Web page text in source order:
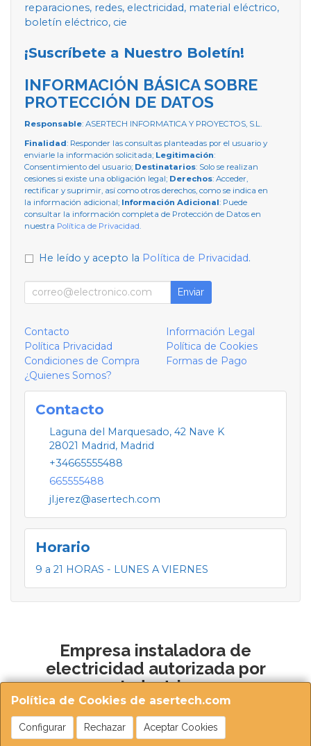
Política de Cookies de asertech.com
Configurar Rechazar Aceptar Cookies
reparaciones, redes, electricidad, material eléctrico,
boletín eléctrico, cie
¡Suscríbete a Nuestro Boletín!
INFORMACIÓN BÁSICA SOBRE
PROTECCIÓN DE DATOS
Responsable: ASERTECH INFORMATICA Y PROYECTOS, S.L.
Finalidad: Responder las consultas planteadas por el usuario y
enviarle la información solicitada; Legitimación:
Consentimiento del usuario; Destinatarios: Solo se realizan
cesiones si existe una obligación legal; Derechos: Acceder,
rectificar y suprimir, así como otros derechos, como se indica en
la información adicional; Información Adicional: Puede
consultar la información completa de Protección de Datos en
nuestra Política de Privacidad
He leído y acepto la Política de Privacidad.
Enviar
Contacto
Información Legal
Política Privacidad
Política de Cookies
Condiciones de Compra
Formas de Pago
¿Quienes Somos?
Contacto
Laguna del Marquesado, 42 Nave K
28021 Madrid, Madrid
+34665555488
665555488
jl.jerez@asertech.com
Horario
9 a 21 HORAS - LUNES A VIERNES
Empresa instaladora de
electricidad autorizada por
Industria